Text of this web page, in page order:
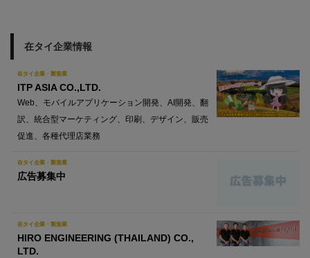
在タイ企業情報
在タイ企業・製造業
ITP ASIA CO.,LTD.
Web、モバイルアプリケーション開発、AI開発、翻
訳、統合型マーケティング、印刷、デザイン、販売
促進、各種代理店業務
在タイ企業・製造業
広告募集中
在タイ企業・製造業
HIRO ENGINEERING (THAILAND) CO.,
LTD.